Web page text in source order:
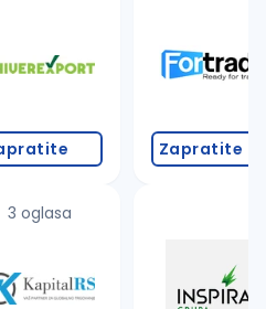
greške (koristite č, ć, š, đ,
odabrani grad
filtere pretrage
3 oglasa
Zapratite